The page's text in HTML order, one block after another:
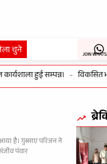
चुने JOIN
हुई सम्पन्न। - विकसित भारत -
है। गुस्साए परिजन ने
पंवार